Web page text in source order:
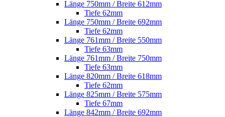
Länge 750mm / Breite 612mm
Tiefe 62mm
Länge 750mm / Breite 692mm
Tiefe 62mm
Länge 761mm / Breite 550mm
Tiefe 63mm
Länge 761mm / Breite 750mm
Tiefe 63mm
Länge 820mm / Breite 618mm
Tiefe 62mm
Länge 825mm / Breite 575mm
Tiefe 67mm
Länge 842mm / Breite 692mm